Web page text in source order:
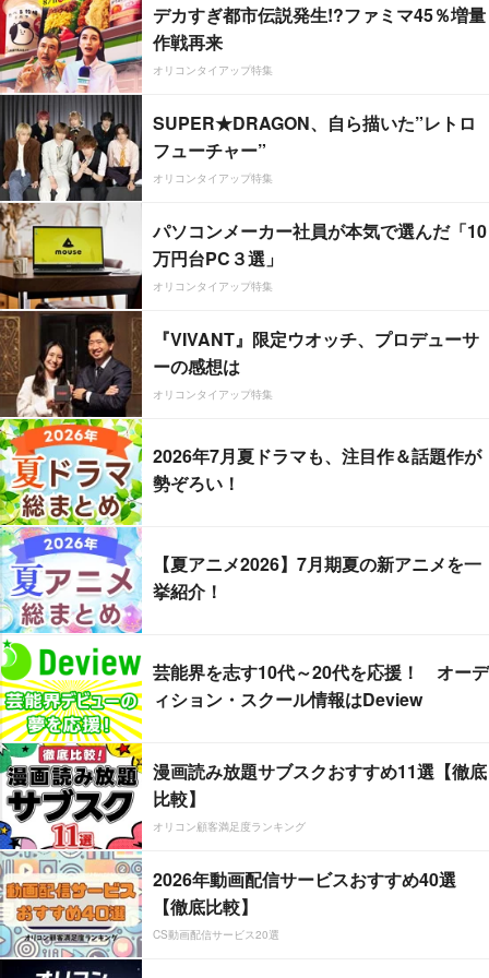
デカすぎ都市伝説発生!?ファミマ45％増量
作戦再来
オリコンタイアップ特集
SUPER★DRAGON、自ら描いた”レトロ
フューチャー”
オリコンタイアップ特集
パソコンメーカー社員が本気で選んだ「10
万円台PC３選」
オリコンタイアップ特集
『VIVANT』限定ウオッチ、プロデューサ
ーの感想は
オリコンタイアップ特集
2026年7月夏ドラマも、注目作＆話題作が
勢ぞろい！
【夏アニメ2026】7月期夏の新アニメを一
挙紹介！
芸能界を志す10代～20代を応援！ オーデ
ィション・スクール情報はDeview
漫画読み放題サブスクおすすめ11選【徹底
比較】
オリコン顧客満足度ランキング
2026年動画配信サービスおすすめ40選
【徹底比較】
CS動画配信サービス20選